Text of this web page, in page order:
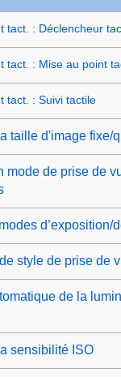
tact. : Déclencheur
tact. : Mise au point
tact. : Suivi tactile
taille d'image fixe/
mode de prise de
d’exposition/
style de prise de
de la
sensibilité ISO